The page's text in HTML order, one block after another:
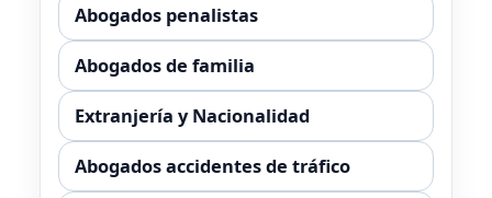
Abogados penalistas
Abogados de familia
Extranjería y Nacionalidad
Abogados accidentes de tráfico